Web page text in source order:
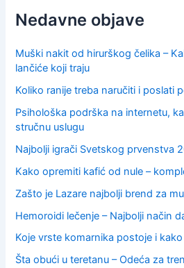
Nedavne objave
Muški nakit od hirurškog čelika –
lančiće koji traju
Koliko ranije treba naručiti i poslati
Psihološka podrška na internetu,
stručnu uslugu
Najbolji igrači Svetskog prvenstva
Kako opremiti kafić od nule –
Zašto je Lazare najbolji brend za
Hemoroidi lečenje – Najbolji način
Koje vrste komarnika postoje i
Šta obući u teretanu – Odeća za